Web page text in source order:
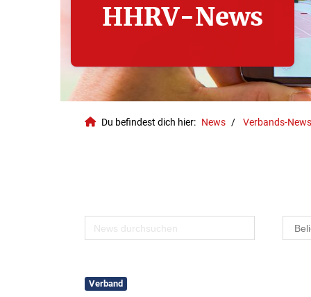
HHRV-News
Du befindest dich hier: News Verbands-News
Verband
Geschäftsstelle